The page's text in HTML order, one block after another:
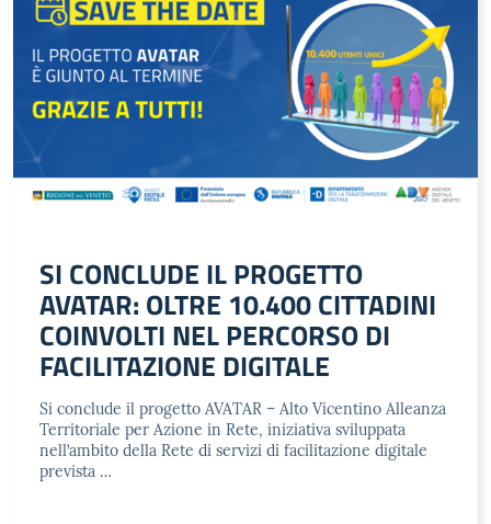
SI CONCLUDE IL PROGETTO
AVATAR: OLTRE 10.400 CITTADINI
COINVOLTI NEL PERCORSO DI
FACILITAZIONE DIGITALE
Si conclude il progetto AVATAR – Alto Vicentino Alleanza
Territoriale per Azione in Rete, iniziativa sviluppata
nell’ambito della Rete di servizi di facilitazione digitale
prevista …